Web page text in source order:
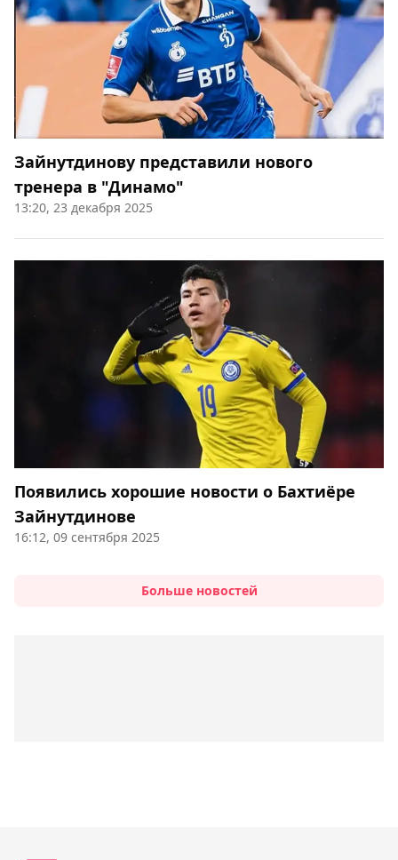
Зайнутдинову представили нового
тренера в "Динамо"
13:20, 23 декабря 2025
Появились хорошие новости о Бахтиёре
Зайнутдинове
16:12, 09 сентября 2025
Больше новостей